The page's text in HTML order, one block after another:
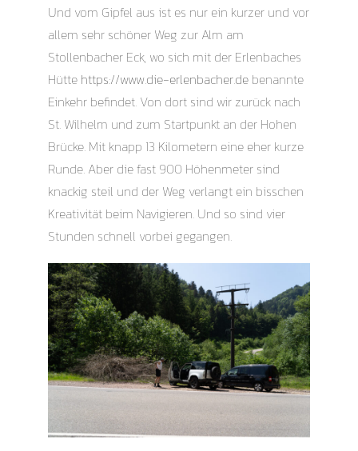
Und vom Gipfel aus ist es nur ein kurzer und vor
allem sehr schöner Weg zur Alm am
Stollenbacher Eck, wo sich mit der Erlenbaches
Hütte https://www.die-erlenbacher.de benannte
Einkehr befindet. Von dort sind wir zurück nach
St. Wilhelm und zum Startpunkt an der Hohen
Brücke. Mit knapp 13 Kilometern eine eher kurze
Runde. Aber die fast 900 Höhenmeter sind
knackig steil und der Weg verlangt ein bisschen
Kreativität beim Navigieren. Und so sind vier
Stunden schnell vorbei gegangen.